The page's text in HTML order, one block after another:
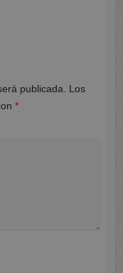
publicada.
Los
*